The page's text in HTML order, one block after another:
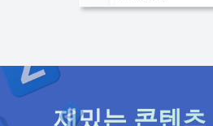
재밌는 콘텐